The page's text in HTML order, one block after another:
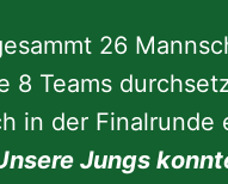
26
8 Teams
in der Finalrunde
Jungs